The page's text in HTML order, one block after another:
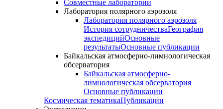
Совместные лаборатории
Лаборатория полярного аэрозоля
Лаборатория полярного аэрозоля
История сотрудничестваГеография
экспедицийОсновные
результатыОсновные публикации
Байкальская атмосферно-лимнологическая
обсерватория
Байкальская атмосферно-
лимнологическая обсерватория
Основные публикации
Космическая тематикаПубликации